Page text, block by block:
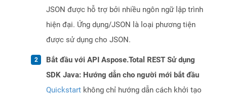
JSON được hỗ trợ bởi nhiều ngôn ngữ lập trình
hiện đại. Ứng dụng/JSON là loại phương tiện
được sử dụng cho JSON.
Bắt đầu với API Aspose.Total REST Sử dụng
SDK Java: Hướng dẫn cho người mới bắt đầu
Quickstart không chỉ hướng dẫn cách khởi tạo